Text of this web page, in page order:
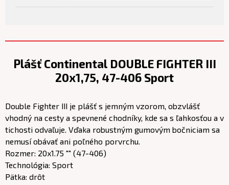
Plášť Continental DOUBLE FIGHTER III
20x1,75, 47-406 Sport
Double Fighter III je plášť s jemným vzorom, obzvlášť
vhodný na cesty a spevnené chodníky, kde sa s ľahkosťou a v
tichosti odvaľuje. Vďaka robustným gumovým bočniciam sa
nemusí obávať ani poľného porvrchu.
Rozmer: 20x1.75 "" (47-406)
Technológia: Sport
Pätka: drôt